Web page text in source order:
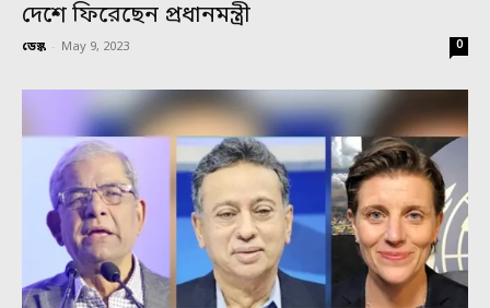
দেশে ফিরেছেন প্রধানমন্ত্রী
ডেস্ক - May 9, 2023 0